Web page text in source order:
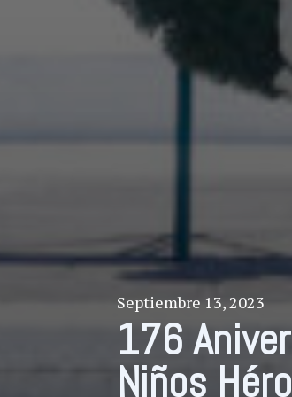
Septiembre 13, 2023
176
Niños